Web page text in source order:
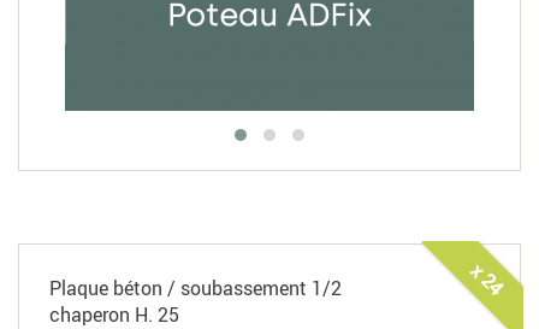
x 24
Plaque béton / soubassement 1/2
chaperon H. 25